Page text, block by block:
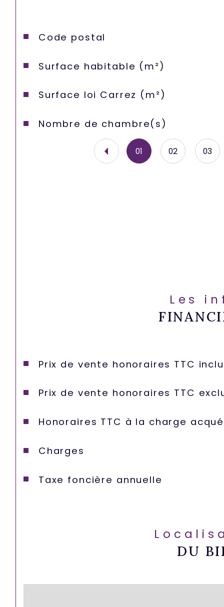
Caractéristiques Valeurs
Code postal
Surface habitable (m²)
Surface loi Carrez (m²)
Nombre de chambre(s)
01 02 03
Les
Prix de vente honoraires TTC
Prix de vente honoraires TTC
Honoraires TTC à la charge
Charges
Taxe foncière annuelle
DU